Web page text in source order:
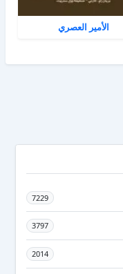
الأمير العصري
7229
3797
2014